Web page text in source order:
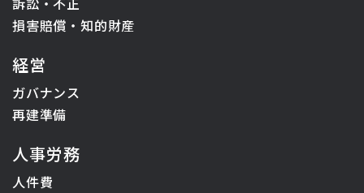
損害賠償・知的財産
経営
ガバナンス
再建準備
人事労務
人件費